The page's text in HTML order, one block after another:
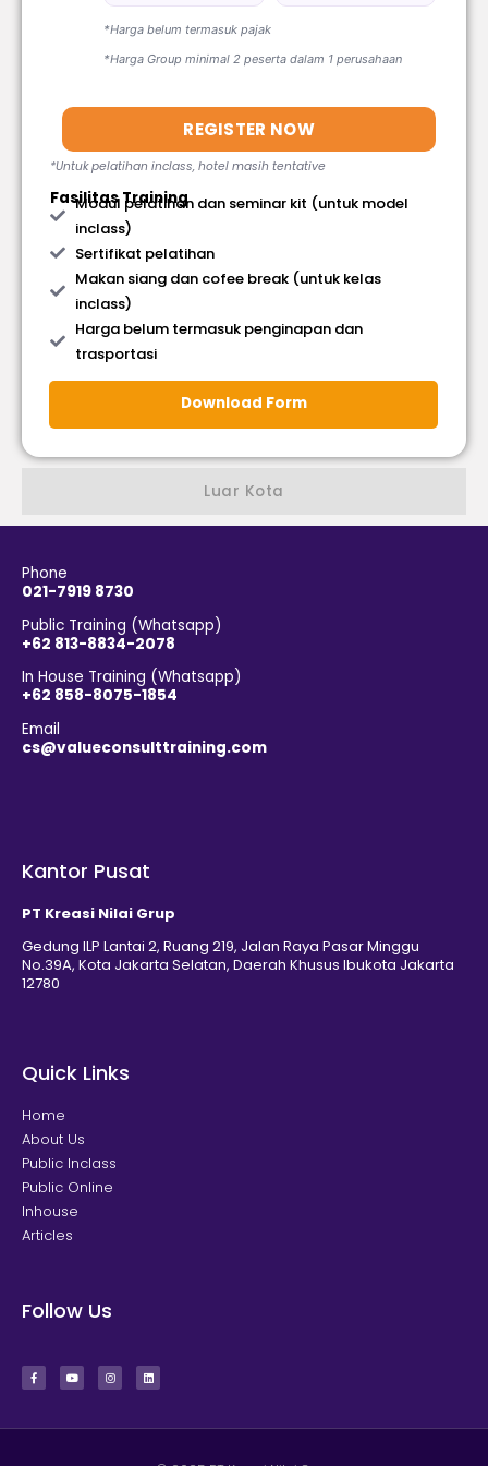
Luar Kota
*Harga belum termasuk pajak
*Harga Group minimal 2 peserta dalam 1 perusahaan
REGISTER NOW
*Untuk pelatihan inclass, hotel masih tentative
Fasilitas Training
Modul pelatihan dan seminar kit (untuk model
inclass)
Sertifikat pelatihan
Makan siang dan cofee break (untuk kelas
inclass)
Harga belum termasuk penginapan dan
trasportasi
Download Form
Phone
021-7919 8730
Public Training (Whatsapp)
+62 813-8834-2078
In House Training (Whatsapp)
+62 858-8075-1854
Email
cs@valueconsulttraining.com
Kantor Pusat
PT Kreasi Nilai Grup
Gedung ILP Lantai 2, Ruang 219, Jalan Raya Pasar Minggu
No.39A, Kota Jakarta Selatan, Daerah Khusus Ibukota Jakarta
12780
Quick Links
Home
About Us
Public Inclass
Public Online
Inhouse
Articles
Follow Us